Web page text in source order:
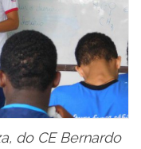
do CE Bernardo